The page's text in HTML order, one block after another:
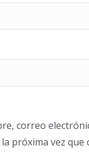
correo
próxima vez que